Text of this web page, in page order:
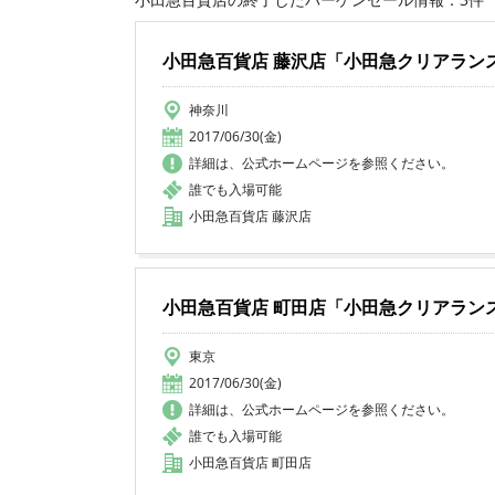
小田急百貨店 藤沢店「小田急クリアラン
神奈川
2017/06/30(金)
詳細は、公式ホームページを参照ください。
誰でも入場可能
小田急百貨店 藤沢店
小田急百貨店 町田店「小田急クリアラン
東京
2017/06/30(金)
詳細は、公式ホームページを参照ください。
誰でも入場可能
小田急百貨店 町田店